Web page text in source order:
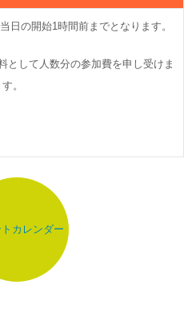
日の開始1時間前までとなります。
として人数分の参加費を申し受けま
す。
カレンダー